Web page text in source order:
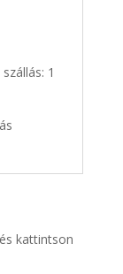
1
kattintson